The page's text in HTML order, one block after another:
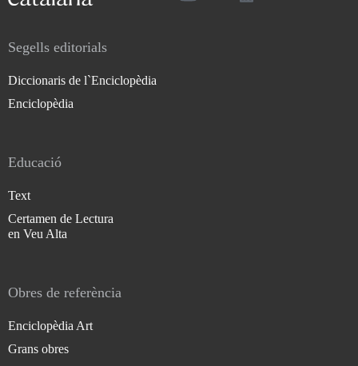
Segells editorials
Diccionaris de l`Enciclopèdia
Enciclopèdia
Educació
Text
Certamen de Lectura
en Veu Alta
Obres de referència
Enciclopèdia Art
Grans obres